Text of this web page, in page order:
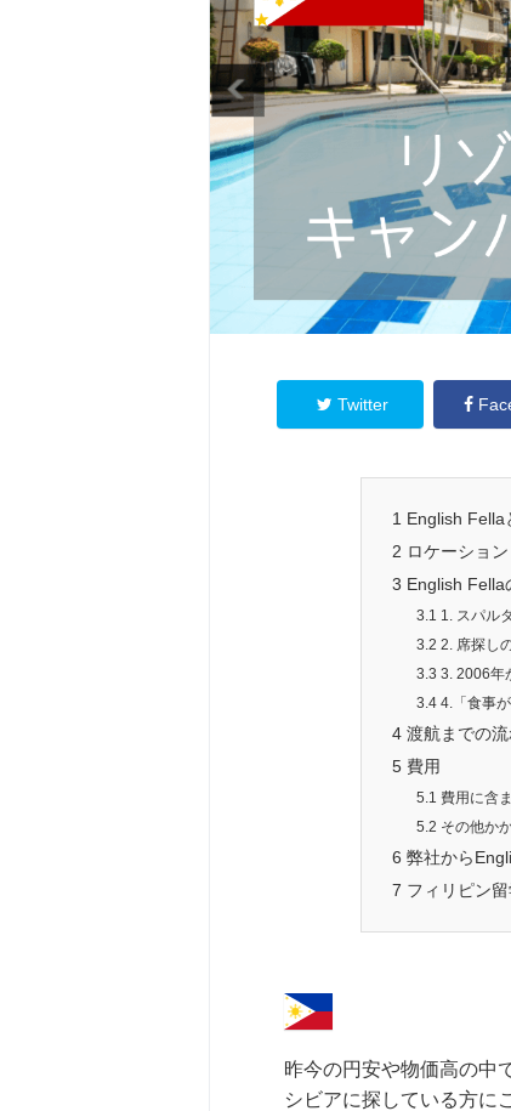
Twitter
1
English Fella
2 ロケーション
3 English Fella
3.1 1. スパル
3.2 2. 席探し
3.3 3. 2006年
3.4 4.「食事
4渡航までの流
5費用
5.1 費用に含
5.2 その他か
6 弊社から
7 フィリピン
昨今の円安や物価高の中
シビアに探している方に